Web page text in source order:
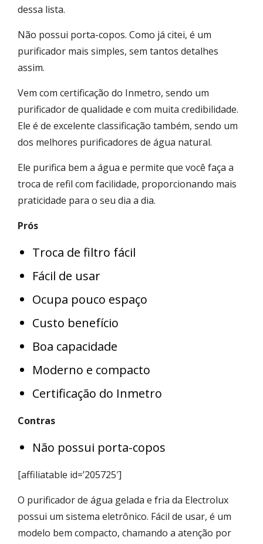
dessa lista.
Não possui porta-copos. Como já citei, é um
purificador mais simples, sem tantos detalhes
assim.
Vem com certificação do Inmetro, sendo um
purificador de qualidade e com muita credibilidade.
Ele é de excelente classificação também, sendo um
dos melhores purificadores de água natural.
Ele purifica bem a água e permite que você faça a
troca de refil com facilidade, proporcionando mais
praticidade para o seu dia a dia.
Prós
Troca de filtro fácil
Fácil de usar
Ocupa pouco espaço
Custo benefício
Boa capacidade
Moderno e compacto
Certificação do Inmetro
Contras
Não possui porta-copos
[affiliatable id=’205725′]
O purificador de água gelada e fria da Electrolux
possui um sistema eletrônico. Fácil de usar, é um
modelo bem compacto, chamando a atenção por